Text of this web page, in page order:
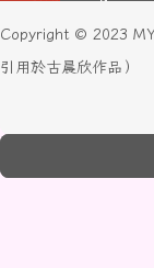
Copyright © 2023
引用於古晨欣作品）